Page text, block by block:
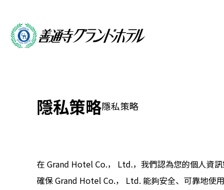
隱私策略隱私策略
在 Grand Hotel Co.， Ltd.，我們認為您的個人資
確保 Grand Hotel Co.， Ltd. 能夠安全、可靠地使